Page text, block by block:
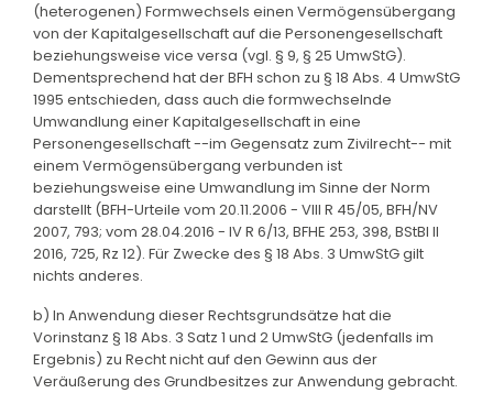
(heterogenen) Formwechsels einen Vermögensübergang
von der Kapitalgesellschaft auf die Personengesellschaft
beziehungsweise vice versa (vgl. § 9, § 25 UmwStG).
Dementsprechend hat der BFH schon zu § 18 Abs. 4 UmwStG
1995 entschieden, dass auch die formwechselnde
Umwandlung einer Kapitalgesellschaft in eine
Personengesellschaft --im Gegensatz zum Zivilrecht-- mit
einem Vermögensübergang verbunden ist
beziehungsweise eine Umwandlung im Sinne der Norm
darstellt (BFH-Urteile vom 20.11.2006 - VIII R 45/05, BFH/NV
2007, 793; vom 28.04.2016 - IV R 6/13, BFHE 253, 398, BStBl II
2016, 725, Rz 12). Für Zwecke des § 18 Abs. 3 UmwStG gilt
nichts anderes.
b) In Anwendung dieser Rechtsgrundsätze hat die
Vorinstanz § 18 Abs. 3 Satz 1 und 2 UmwStG (jedenfalls im
Ergebnis) zu Recht nicht auf den Gewinn aus der
Veräußerung des Grundbesitzes zur Anwendung gebracht.